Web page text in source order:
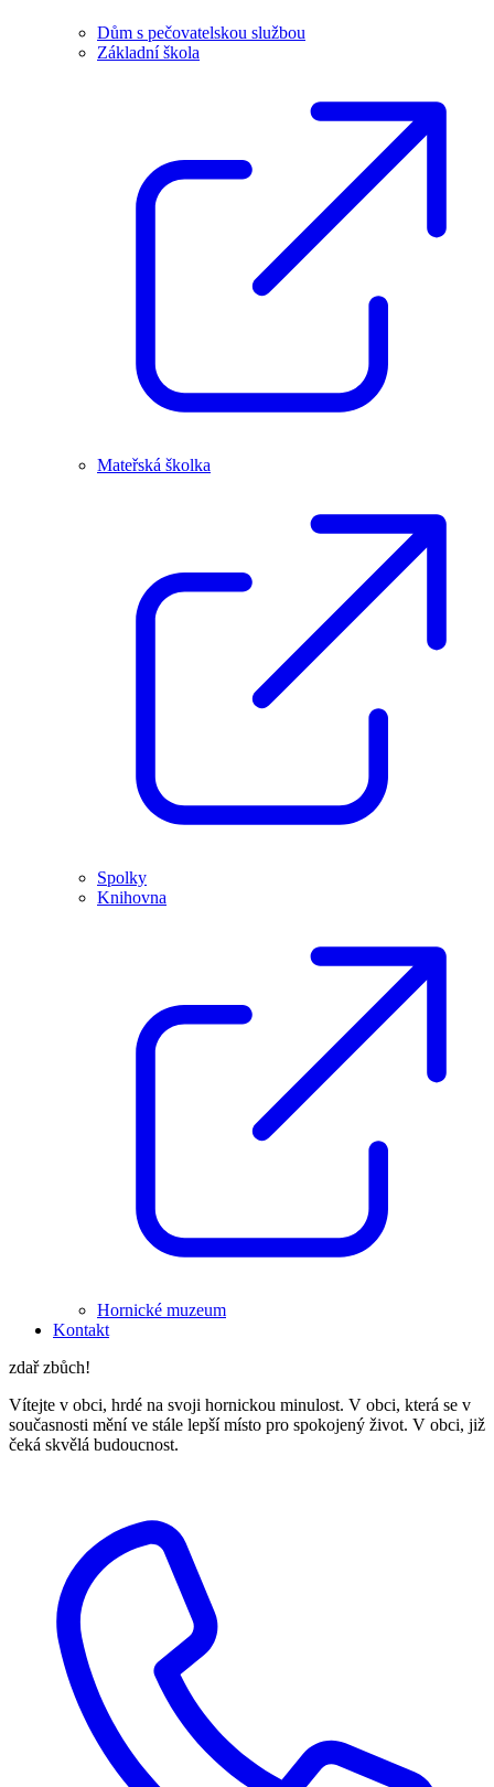
Dům s pečovatelskou službou
Základní škola
Mateřská školka
Spolky
Knihovna
Hornické muzeum
Kontakt
zdař zbůch!
Vítejte v obci, hrdé na svoji hornickou minulost. V obci, která se v
současnosti mění ve stále lepší místo pro spokojený život. V obci, již
čeká skvělá budoucnost.